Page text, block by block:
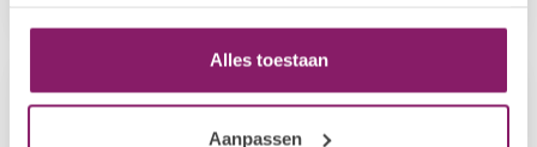
Alles toestaan
Aanpassen
-20% -20%